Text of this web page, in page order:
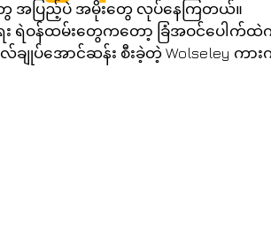
ေ အပြည့်ပဲ အမိုးတွေ လုပ်နေကြတယ်။
း ရဲဝန်ထမ်းတွေကတော့ ခြံအဝင်ပေါက်ထဲ
ျုပ်အောင်ဆန်း စီးခဲ့တဲ့ Wolseley ကာ